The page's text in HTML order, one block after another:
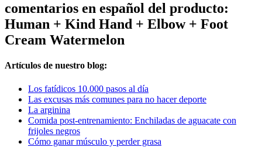
comentarios en español del producto:
Human + Kind Hand + Elbow + Foot
Cream Watermelon
Artículos de nuestro blog:
Los fatídicos 10.000 pasos al día
Las excusas más comunes para no hacer deporte
La arginina
Comida post-entrenamiento: Enchiladas de aguacate con
frijoles negros
Cómo ganar músculo y perder grasa